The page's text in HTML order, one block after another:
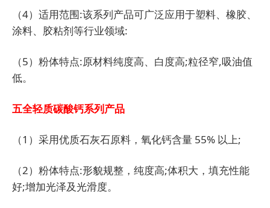
（4）适用范围:该系列产品可广泛应用于塑料、橡胶、
涂料、胶粘剂等行业领域:
（5）粉体特点:原材料纯度高、白度高;粒径窄,吸油值
低。
五全轻质碳酸钙系列产品
（1）采用优质石灰石原料，氧化钙含量 55% 以上;
（2）粉体特点:形貌规整，纯度高;体积大，填充性能
好;增加光泽及光滑度。